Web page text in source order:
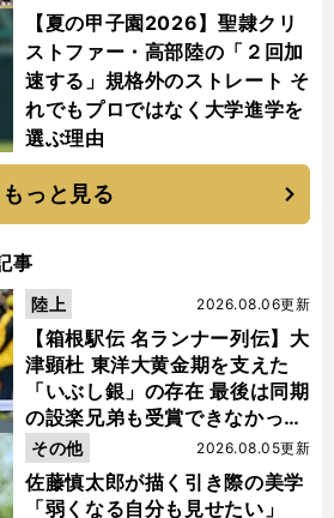
【夏の甲子園2026】聖隷クリ
ストファー・高部陸の「２回加
速する」規格外のストレート そ
れでもプロではなく大学進学を
選ぶ理由
もっと見る
事
【箱根駅伝 名ランナー列伝】大
津顕杜 東洋大黄金期を支えた
「いぶし銀」の存在 最後は同期
の設楽兄弟も受賞できなかった
金栗杯に輝く
2026.08.06更新
陸上
佐藤慎太郎が描く引き際の美学
「弱くなる自分も見せたい」
2026.08.05更新
その他